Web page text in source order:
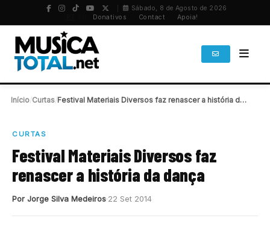
Sábado, 8 de Agosto de 2026
Donativos Contact Apoia!
Início Curtas Festival Materiais Diversos faz renascer a história da…
CURTAS
Festival Materiais Diversos faz
renascer a história da dança
Por Jorge Silva Medeiros 22 Set 2014